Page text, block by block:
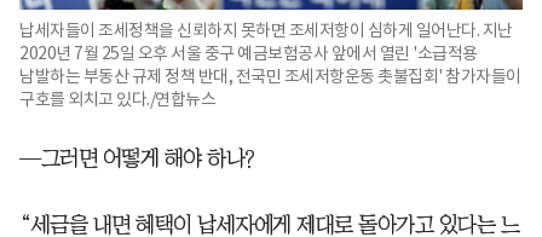
납세자들이 조세정책을 신뢰하지 못하면 조세저항이 심하게 일어난다. 지난
2020년 7월 25일 오후 서울 중구 예금보험공사 앞에서 열린 '소급적용
남발하는 부동산 규제 정책 반대, 전국민 조세저항운동 촛불집회' 참가자들이
구호를 외치고 있다./연합뉴스
—그러면 어떻게 해야 하나?
“세금을 내면 혜택이 납세자에게 제대로 돌아가고 있다는 느